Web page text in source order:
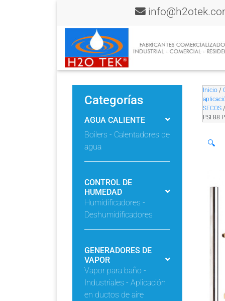
Categorías
AGUA CALIENTE
Boilers - Calentadores de
agua
CONTROL DE
HUMEDAD
Humidificadores -
Deshumidificadores
GENERADORES DE
VAPOR
Vapor para baño -
Industriales - Aplicación
en ductos de aire
Inicio /
SECOS /
PSI 88
🔍